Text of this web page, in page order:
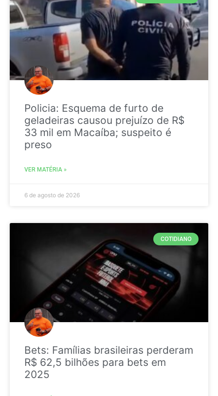
Policia: Esquema de furto de
geladeiras causou prejuízo de R$
33 mil em Macaíba; suspeito é
preso
VER MATÉRIA »
6 de agosto de 2026
COTIDIANO
Bets: Famílias brasileiras perderam
R$ 62,5 bilhões para bets em
2025